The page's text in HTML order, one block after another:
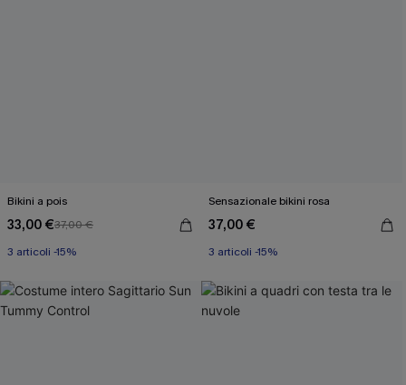
Bikini a pois
33,00 €37,00 €
3 articoli -15%
Sensazionale bikini rosa
37,00 €
3 articoli -15%